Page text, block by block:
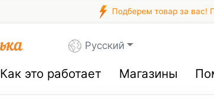
Подберем товар за вас!
Русский
Как это работает Магазины